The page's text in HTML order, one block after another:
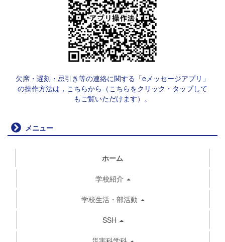
欠席・遅刻・忌引き等の連絡に関する「eメッセージアプリ」
の操作方法は，こちらから（こちらをクリック・タップして
もご覧いただけます）。
メニュー
ホーム
学校紹介
学校生活・部活動
SSH